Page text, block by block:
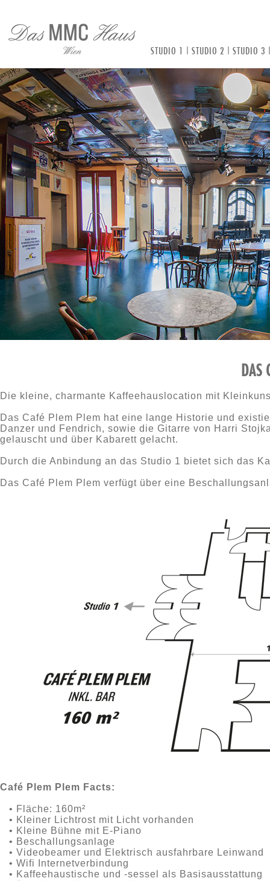
STUDIO 1 | STUDIO 2 | STUDIO 3
DAS
Die kleine, charmante Kaffeehauslocation mit
Das Café Plem Plem hat eine lange Historie und
Danzer und Fendrich, sowie die Gitarre von Harri
gelauscht und über Kabarett gelacht.
Durch die Anbindung an das Studio 1 bietet sich das
Das Café Plem Plem verfügt über eine
Café Plem Plem Facts:
• Fläche: 160m²
• Kleiner Lichtrost mit Licht vorhanden
• Kleine Bühne mit E-Piano
• Beschallungsanlage
• Videobeamer und Elektrisch ausfahrbare Leinwand
• Wifi Internetverbindung
• Kaffeehaustische und -sessel als Basisausstattung